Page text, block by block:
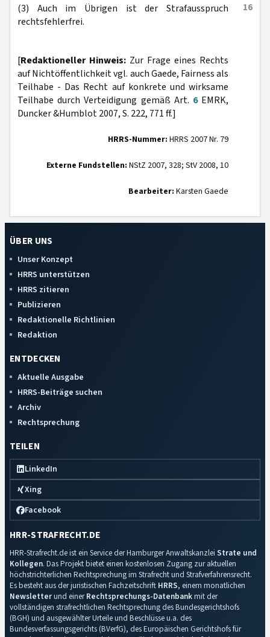
16
(3) Auch im Übrigen ist der Strafausspruch
rechtsfehlerfrei.
[Redaktioneller Hinweis: Zur Frage eines Rechts
auf Nichtöffentlichkeit vgl. auch Gaede, Fairness als
Teilhabe - Das Recht auf konkrete und wirksame
Teilhabe durch Verteidigung gemäß Art. 6EMRK,
Duncker &Humblot 2007, S. 222, 771 ff.]
HRRS-Nummer: HRRS 2007 Nr. 79
Externe Fundstellen: NStZ 2007, 328; StV 2008, 10
Bearbeiter: Karsten Gaede
ÜBER UNS
Unser Konzept
HRRS unterstützen
HRRS zitieren
Publizieren
Redaktionelle Richtlinien
Redaktion
ENTDECKEN
Aktuelle Ausgabe
HRRS-Beiträge suchen
Archiv
Rechtsprechung
TEILEN
LinkedIn
Xing
Facebook
HRR-STRAFRECHT.DE
HRR-Strafrecht.de ist ein Service der Hamburger Anwaltskanzlei Strate und
Kollegen. Das Projekt bietet einen kostenlosen Zugang zur aktuellen
höchstrichterlichen Rechtsprechung im Strafrecht und Strafverfahrensrecht.
Es besteht aus der juristischen Fachzeitschrift HRRS, einem monatlichen
Newsletterund einerRechtsprechungs-Datenbankmit der
vollständigen strafrechtlichen Rechtsprechung des Bundesgerichtshofs
(BGH) und ausgewählter Urteile und Beschlüsse u.a. des
Bundesverfassungsgerichts (BVerfG), des Europäischen Gerichtshofs für